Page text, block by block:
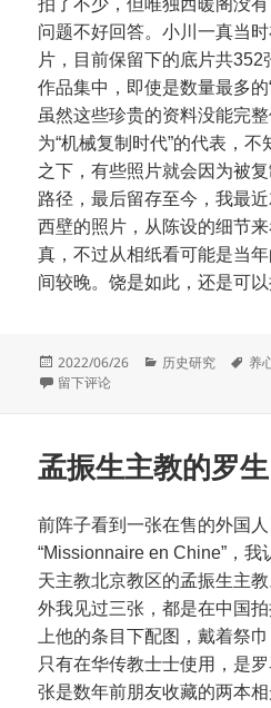
问题不好回答。小川一真当
片，目前保留下的底片共
作品集中，即使是数量最多的
虽然这些珍贵的资料没能完
为“机械复制时代”的代表，
之下，有些照片就会因为被
路径，最后留存至今，我最
西壁的照片，从陈设的细节
真，不过从相纸看可能是当
间较晚。饶是如此，还是可
发
布
2022/06/26
分
历史研究
标
养
于养心殿西壁
留下评论
孟振生主教的罗生
前阵子看到一张在售的外国
“Missionnaire en Chine”，
天主教北京教区的孟振生主
外我见过三张，都是在中国
上他的条目下配图，戴着祭
只有在华传教士士使用，是
张是数年前朋友收藏的两本